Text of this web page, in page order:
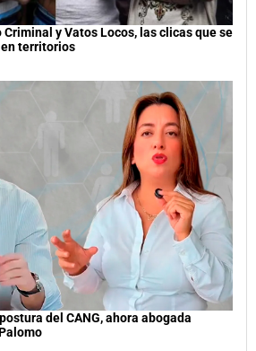
y Vatos Locos, las clicas que se
territorios
del CANG, ahora abogada